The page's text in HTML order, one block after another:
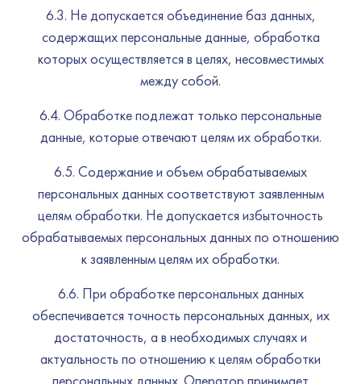
6.3. Не допускается объединение баз данных,
содержащих персональные данные, обработка
которых осуществляется в целях, несовместимых
между собой.
6.4. Обработке подлежат только персональные
данные, которые отвечают целям их обработки.
6.5. Содержание и объем обрабатываемых
персональных данных соответствуют заявленным
целям обработки. Не допускается избыточность
обрабатываемых персональных данных по отношению
к заявленным целям их обработки.
6.6. При обработке персональных данных
обеспечивается точность персональных данных, их
достаточность, а в необходимых случаях и
актуальность по отношению к целям обработки